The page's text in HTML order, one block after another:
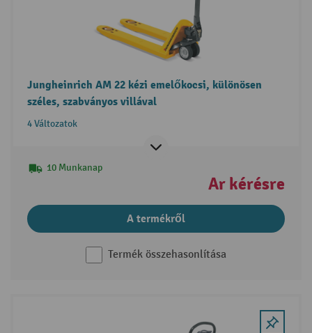
Jungheinrich AM 22 kézi emelőkocsi, különösen
széles, szabványos villával
4 Változatok
10 Munkanap
Ár kérésre
A termékről
Termék összehasonlítása